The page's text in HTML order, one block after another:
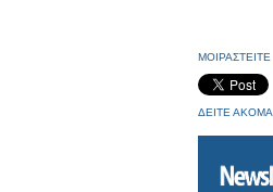
ΜΟΙΡΑΣΤΕΙΤΕ
ΔΕΙΤΕ ΑΚΟΜΑ